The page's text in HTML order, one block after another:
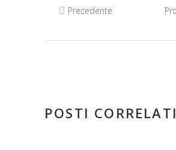
Precedente
POSTI CORRELATI